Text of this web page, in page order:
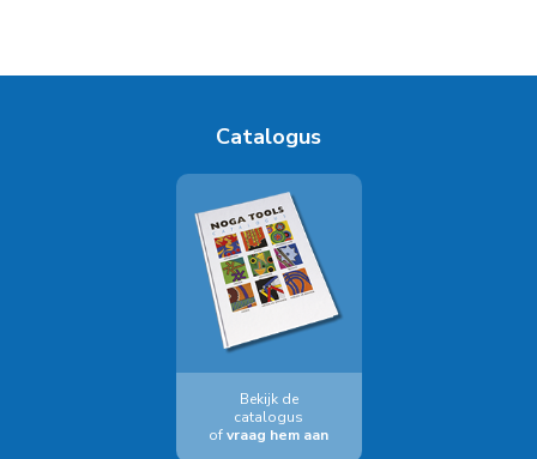
Catalogus
Bekijk de
catalogus
ofvraag hem aan